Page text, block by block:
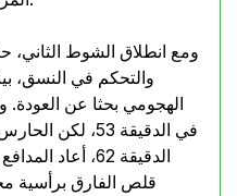
ومع انطلاق الشوط الثاني،
والتحكم في النسق،
الهجومي بحثا عن
في الدقيقة 53،
الدقيقة 62،
قلص الفارق برأسية